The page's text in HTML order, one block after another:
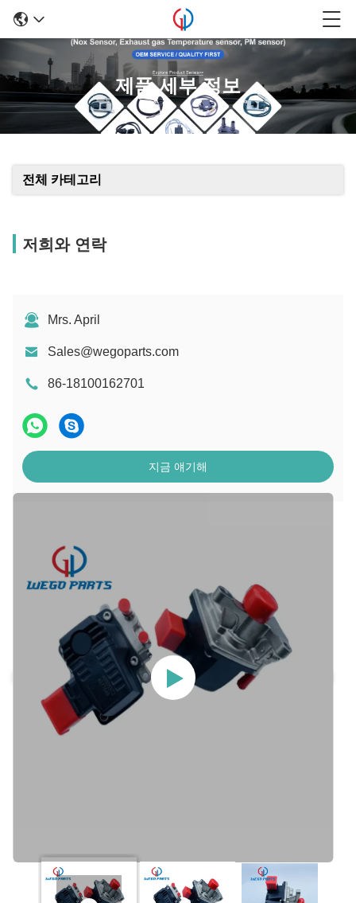
제품 세부 정보
전체 카테고리
저희와 연락
Mrs. April
Sales@wegoparts.com
86-18100162701
지금 얘기해